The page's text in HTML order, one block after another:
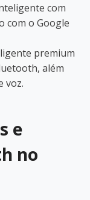
com
com o Google
premium
além
voz.
e
no